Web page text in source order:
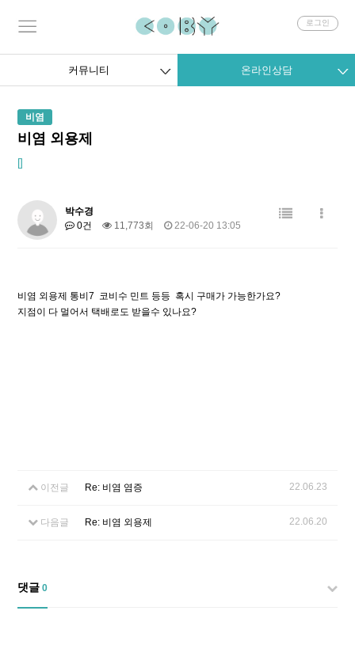
회로그인
커뮤니티 온라인상담
비염
비염 외용제
[]
박수경
0건
11,773회 22-06-20 13:05
비염 외용제 통비7 코비수 민트 등등 혹시 구매가 가능한가요?
지점이 다 멀어서 택배로도 받을수 있나요?
이전글 Re: 비염 염증 22.06.23
다음글 Re: 비염 외용제 22.06.20
댓글 0